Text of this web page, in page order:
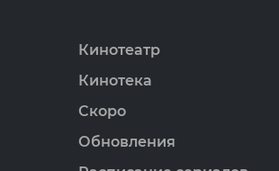
Кинотеатр
Кинотека
Скоро
Обновления